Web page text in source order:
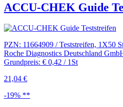
ACCU-CHEK Guide
PZN: 11664909 / Teststreifen, 1X50
Roche Diagnostics Deutschland
Grundpreis: € 0,42 / 1St
21,04 €
-19% **